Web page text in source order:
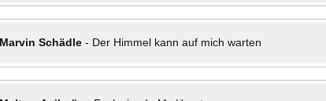
Marvin Schädle- Der Himmel kann auf mich warten